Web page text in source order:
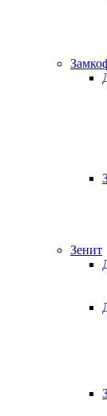
Зенит